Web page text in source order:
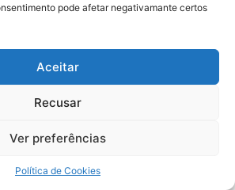
pode afetar negativamante certos
Aceitar
Recusar
Ver preferências
Política de Cookies